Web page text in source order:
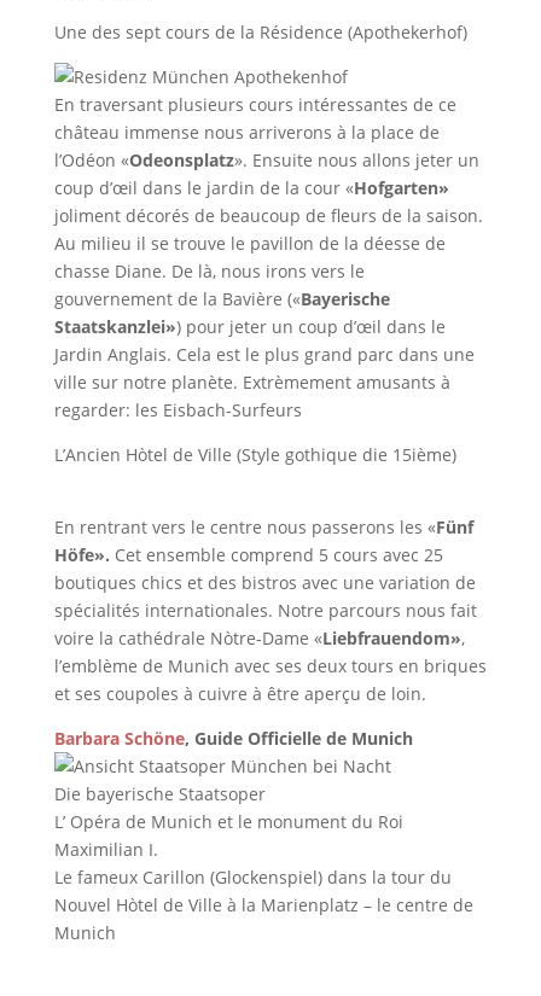
Une des sept cours de la Résidence (Apothekerhof)
En traversant plusieurs cours intéressantes de ce
château immense nous arriverons à la place de
l’Odéon «Odeonsplatz». Ensuite nous allons jeter un
coup d’œil dans le jardin de la cour «Hofgarten»
joliment décorés de beaucoup de fleurs de la saison.
Au milieu il se trouve le pavillon de la déesse de
chasse Diane. De là, nous irons vers le
gouvernement de la Bavière («Bayerische
Staatskanzlei») pour jeter un coup d’œil dans le
Jardin Anglais. Cela est le plus grand parc dans une
ville sur notre planète. Extrèmement amusants à
regarder: les Eisbach-Surfeurs
L’Ancien Hòtel de Ville (Style gothique die 15ième)
En rentrant vers le centre nous passerons les «Fünf
Höfe». Cet ensemble comprend 5 cours avec 25
boutiques chics et des bistros avec une variation de
spécialités internationales. Notre parcours nous fait
voire la cathédrale Nòtre-Dame «Liebfrauendom»,
l’emblème de Munich avec ses deux tours en briques
et ses coupoles à cuivre à être aperçu de loin.
Barbara Schöne, Guide Officielle de Munich
Die bayerische Staatsoper
L’ Opéra de Munich et le monument du Roi
Maximilian I.
Le fameux Carillon (Glockenspiel) dans la tour du
Nouvel Hòtel de Ville à la Marienplatz – le centre de
Munich